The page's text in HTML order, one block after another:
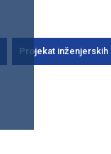
Projekat inženjerskih